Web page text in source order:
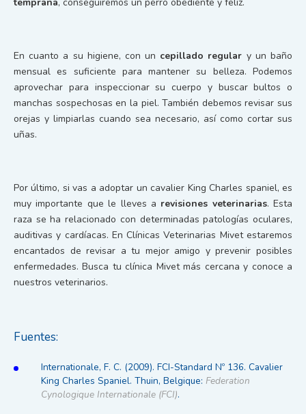
En cuanto a su higiene, con un cepillado regular y un baño
mensual es suficiente para mantener su belleza. Podemos
aprovechar para inspeccionar su cuerpo y buscar bultos o
manchas sospechosas en la piel. También debemos revisar sus
orejas y limpiarlas cuando sea necesario, así como cortar sus
uñas.
Por último, si vas a adoptar un cavalier King Charles spaniel, es
muy importante que le lleves a revisiones veterinarias. Esta
raza se ha relacionado con determinadas patologías oculares,
auditivas y cardíacas. En Clínicas Veterinarias Mivet estaremos
encantados de revisar a tu mejor amigo y prevenir posibles
enfermedades. Busca tu clínica Mivet más cercana y conoce a
nuestros veterinarios.
Fuentes:
Internationale, F. C. (2009). FCI-Standard Nº 136. Cavalier
King Charles Spaniel. Thuin, Belgique: Federation
Cynologique Internationale (FCI).